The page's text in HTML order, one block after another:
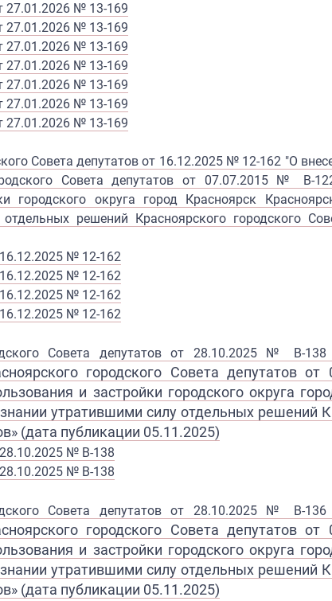
№ 13-169
№ 13-169
№ 13-169
№ 13-169
№ 13-169
№ 13-169
№ 13-169
Совета депутатов от 16.12.2025 № 12-162 "О
Совета депутатов от 07.07.2015 № В-
городского округа город Красноярск
решений Красноярского городского
№ 12-162
№ 12-162
№ 12-162
№ 12-162
Совета депутатов от 28.10.2025 № В-138
городского Совета депутатов от
и застройки городского округа
утратившими силу отдельных решений
(дата публикации 05.11.2025)
№ В-138
№ В-138
Совета депутатов от 28.10.2025 № В-136
городского Совета депутатов от
и застройки городского округа
утратившими силу отдельных решений
(дата публикации 05.11.2025)